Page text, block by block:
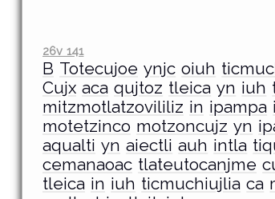
26v 141
B Totecujoe ynjc oiuh
Cujx aca qujtoz tleica yn iuh
mitzmotlatzovililiz in ipampa
motetzinco motzoncujz yn
aqualti yn aiectli auh intla
cemanaoac tlateutocanjme
tleica in iuh ticmuchiujlia ca